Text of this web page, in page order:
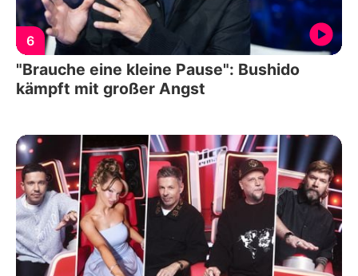
6
"Brauche eine kleine Pause": Bushido
kämpft mit großer Angst